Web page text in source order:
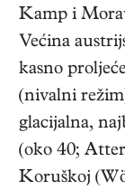
Kamp i
Većina
kasno
(nivalni
glacijalna,
(oko 40;
Koruškoj